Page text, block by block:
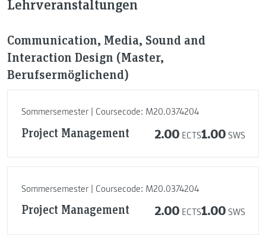
Lehrveranstaltungen
Communication, Media, Sound and
Interaction Design (Master,
Berufsermöglichend)
Sommersemester | Coursecode: M20.0374204
Project Management 2.00 ECTS1.00 SWS
Sommersemester | Coursecode: M20.0374204
Project Management 2.00 ECTS1.00 SWS